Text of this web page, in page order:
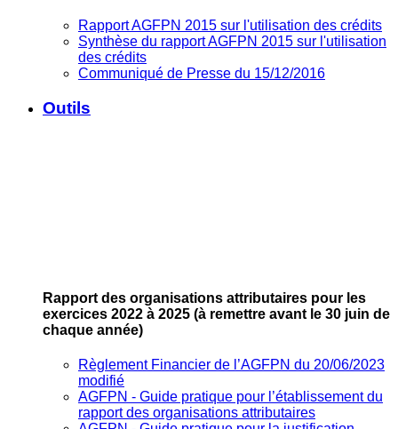
Rapport AGFPN 2015 sur l'utilisation des crédits
Synthèse du rapport AGFPN 2015 sur l'utilisation
des crédits
Communiqué de Presse du 15/12/2016
Outils
Rapport des organisations attributaires pour les
exercices 2022 à 2025 (à remettre avant le 30 juin de
chaque année)
Règlement Financier de l’AGFPN du 20/06/2023
modifié
AGFPN ‐ Guide pratique pour l’établissement du
rapport des organisations attributaires